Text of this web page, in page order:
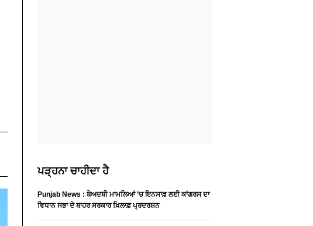
ਪੜ੍ਹਨਾ ਚਾਹੀਦਾ ਹੈ
Punjab News : ਬੇਅਦਬੀ ਮਾਮਲਿਆਂ ’ਚ ਇਨਸਾਫ਼ ਲਈ ਕਾਂਗਰਸ ਦਾ
ਵਿਧਾਨ ਸਭਾ ਦੇ ਬਾਹਰ ਸਰਕਾਰ ਖ਼ਿਲਾਫ਼ ਪ੍ਰਦਰਸ਼ਨ